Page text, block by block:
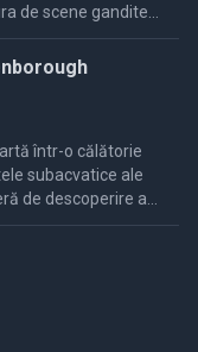
de scene gandite
într-o călătorie
subacvatice ale
de descoperire a
importanța